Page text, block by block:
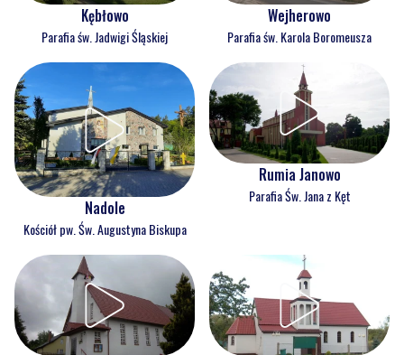
Kębłowo
Parafia św. Jadwigi Śląskiej
Wejherowo
Parafia św. Karola Boromeusza
Nadole
Kościół pw. Św. Augustyna Biskupa
Rumia Janowo
Parafia Św. Jana z Kęt